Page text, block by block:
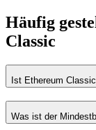
Häufig
Classic
Ist Ethereum
Was ist der